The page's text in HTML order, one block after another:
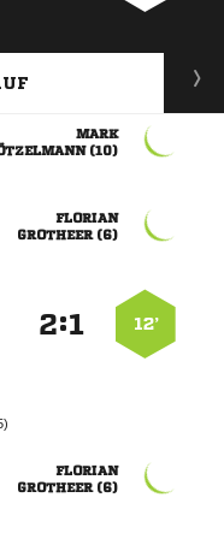



 
12’
:

 